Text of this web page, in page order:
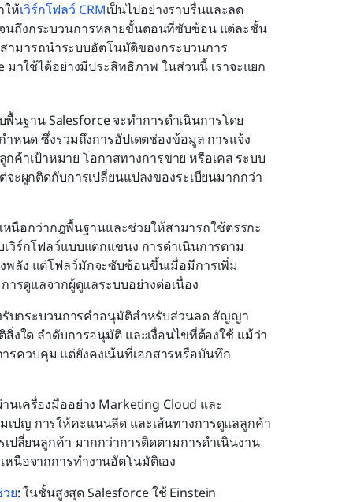
ให้เวิร์กโฟลว์ CRMเป็นไปอย่างราบรื่นและลด
จนถึงกระบวนการหลายขั้นตอนที่ซับซ้อน แต่ละชั้น
ามารถนำระบบอัตโนมัติของกระบวนการ
าใช้ได้อย่างมีประสิทธิภาพ ในส่วนนี้ เราจะแยก
พื้นฐาน Salesforce จะทำการดำเนินการโดย
หนด ซึ่งรวมถึงการอัปเดตช่องข้อมูล การแจ้ง
ค้าเป้าหมาย โอกาสทางการขาย หรือเคส ระบบ
ะผูกติดกับการเปลี่ยนแปลงของระเบียนมากกว่า
หนือกว่ากฎพื้นฐานและช่วยให้สามารถใช้ตรรกะ
ร์กโฟลว์แบบแตกแขนง การดำเนินการตาม
ลัง แต่โฟลว์มักจะซับซ้อนขึ้นเมื่อมีการเพิ่ม
รดูแลจากผู้ดูแลระบบอย่างต่อเนื่อง
รับกระบวนการคำอนุมัติสำหรับส่วนลด สัญญา
งใด ลำดับการอนุมัติ และเงื่อนไขที่ต้องใช้ แม้ว่า
ควบคุม แต่ยังคงเน้นที่เอกสารหรือบันทึก
นเครื่องมืออย่าง Marketing Cloud และ
เปญ การให้คะแนนลีด และเส้นทางการดูแลลูกค้า
ปลี่ยนลูกค้า มากกว่าการติดตามการดำเนินงาน
นือจากการทำงานอัตโนมัติเอง
ย: ในชั้นสูงสุด Salesforce ใช้ Einstein